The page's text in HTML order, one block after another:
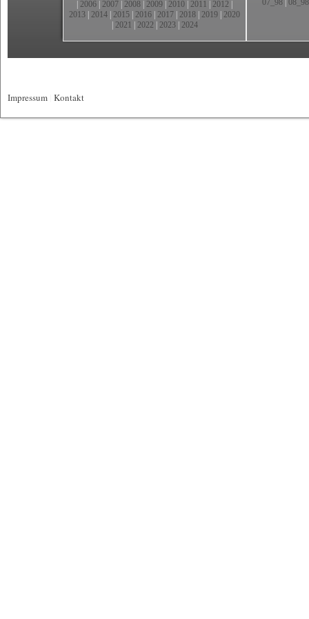
2006 2007 2008 2009 2010 2011 2012
2013 2014 2015 2016 2017 2018 2019 2020
2021 2022 2023| 2024
07_98 08_98
Impressum Kontakt